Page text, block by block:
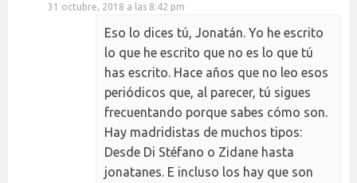
31 octubre, 2018 a las 8:42 pm
Eso lo dices tú, Jonatán. Yo he escrito
lo que he escrito que no es lo que tú
has escrito. Hace años que no leo esos
periódicos que, al parecer, tú sigues
frecuentando porque sabes cómo son.
Hay madridistas de muchos tipos:
Desde Di Stéfano o Zidane hasta
jonatanes. E incluso los hay que son